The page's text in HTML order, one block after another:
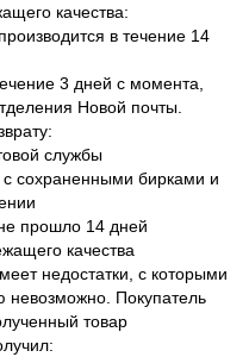
качества:
в течение 14
3 дней с момента,
Новой почты.
службы
с сохраненными бирками и
прошло 14 дней
качества
недостатки, с которыми
невозможно. Покупатель
товар